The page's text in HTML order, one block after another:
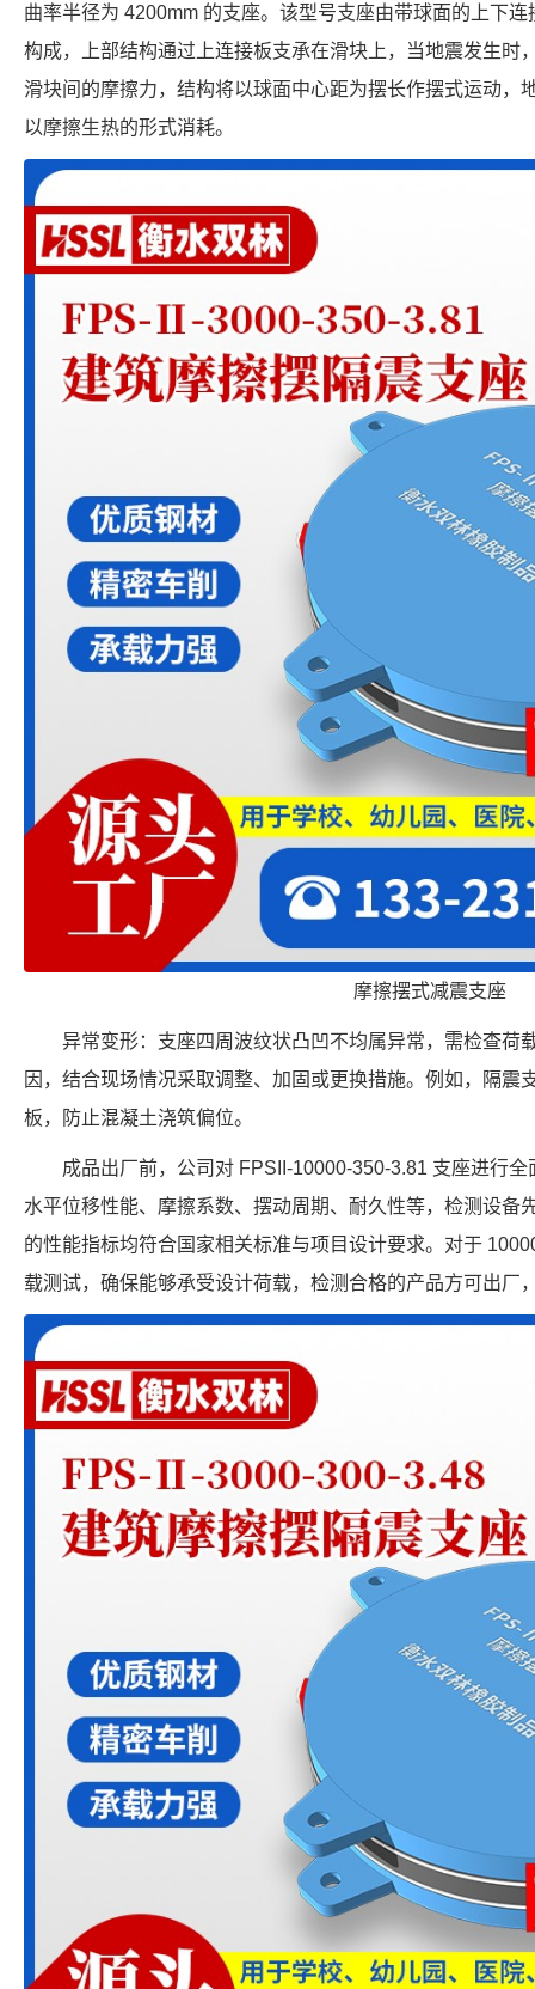
曲率半径为 4200mm 的支座。该型号支座由带球面的上下
构成，上部结构通过上连接板支承在滑块上，当地震发生时
滑块间的摩擦力，结构将以球面中心距为摆长作摆式运动，
以摩擦生热的形式消耗。
摩擦摆式减震支座
异常变形：支座四周波纹状凸凹不均属异常，需检查荷
因，结合现场情况采取调整、加固或更换措施。例如，隔震
板，防止混凝土浇筑偏位。
成品出厂前，公司对 FPSII-10000-350-3.81 支座进行
水平位移性能、摩擦系数、摆动周期、耐久性等，检测设备
的性能指标均符合国家相关标准与项目设计要求。对于
载测试，确保能够承受设计荷载，检测合格的产品方可出厂